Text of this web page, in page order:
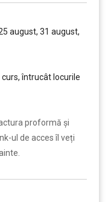
august, 31 august,
întrucât locurile
proformă și
ul de acces îl veți